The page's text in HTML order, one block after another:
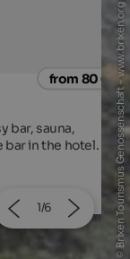
from 129
- the ideal
in the beautiful
2/6 © Brixen Tourismus Genossenschaft - www.brixen.org